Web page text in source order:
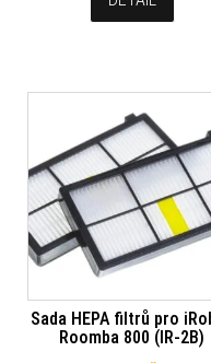
Sada HEPA filtrů pro
Roomba 800 (IR-2B)